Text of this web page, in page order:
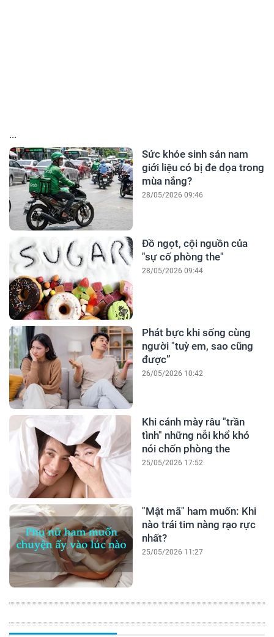
...
Sức khỏe sinh sản nam
giới liệu có bị đe dọa trong
mùa nắng?
28/05/2026 09:46
Đồ ngọt, cội nguồn của
"sự cố phòng the"
28/05/2026 09:44
Phát bực khi sống cùng
người "tuỳ em, sao cũng
được”
26/05/2026 10:42
Khi cánh mày râu "trần
tình" những nỗi khổ khó
nói chốn phòng the
25/05/2026 17:52
"Mật mã" ham muốn: Khi
nào trái tim nàng rạo rực
nhất?
25/05/2026 11:27